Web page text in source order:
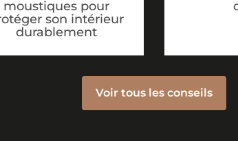
moustiques pour
son intérieur
durablement
Voir tous les conseils